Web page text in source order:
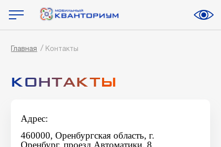
Главная Контакты
КОНТАКТЫ
Адрес:
460000, Оренбургская область, г.
Оренбург,проезд Автоматики, 8